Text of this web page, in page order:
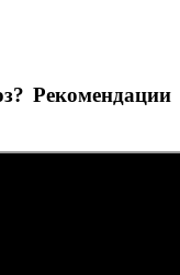
Рекомендации